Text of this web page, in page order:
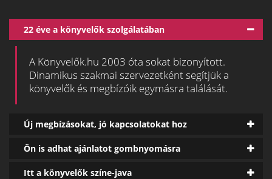
22 éve a könyvelők szolgálatában
A Könyvelők.hu 2003 óta sokat bizonyított.
Dinamikus szakmai szervezetként segítjük a
könyvelők és megbízóik egymásra találását.
Új megbízásokat, jó kapcsolatokat hoz
Ön is adhat ajánlatot gombnyomásra
Itt a könyvelők színe-java